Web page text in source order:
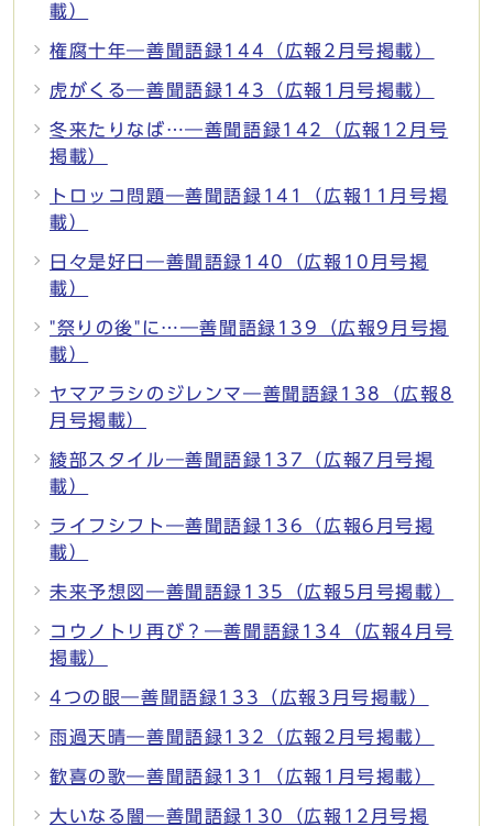
載）
権腐十年―善聞語録144（広報2月号掲載）
虎がくる―善聞語録143（広報1月号掲載）
冬来たりなば…―善聞語録142（広報12月号
掲載）
トロッコ問題―善聞語録141（広報11月号掲
載）
日々是好日―善聞語録140（広報10月号掲
載）
"祭りの後"に…―善聞語録139（広報9月号掲
載）
ヤマアラシのジレンマ―善聞語録138（広報8
月号掲載）
綾部スタイル―善聞語録137（広報7月号掲
載）
ライフシフト―善聞語録136（広報6月号掲
載）
未来予想図―善聞語録135（広報5月号掲載）
コウノトリ再び？―善聞語録134（広報4月号
掲載）
4つの眼―善聞語録133（広報3月号掲載）
雨過天晴―善聞語録132（広報2月号掲載）
歓喜の歌―善聞語録131（広報1月号掲載）
大いなる闇―善聞語録130（広報12月号掲